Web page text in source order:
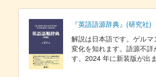
『英語語源辞典』(研究社)
解説は日本語です。ゲル
変化を知れます。語源不
す。2024 年に新装版が出ま